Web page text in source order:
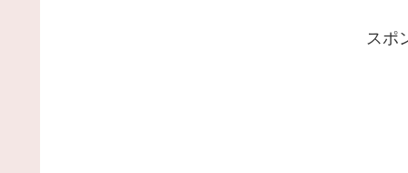
スポ